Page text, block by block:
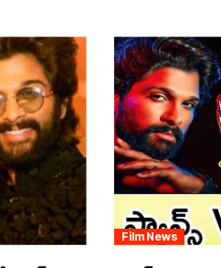
Film News